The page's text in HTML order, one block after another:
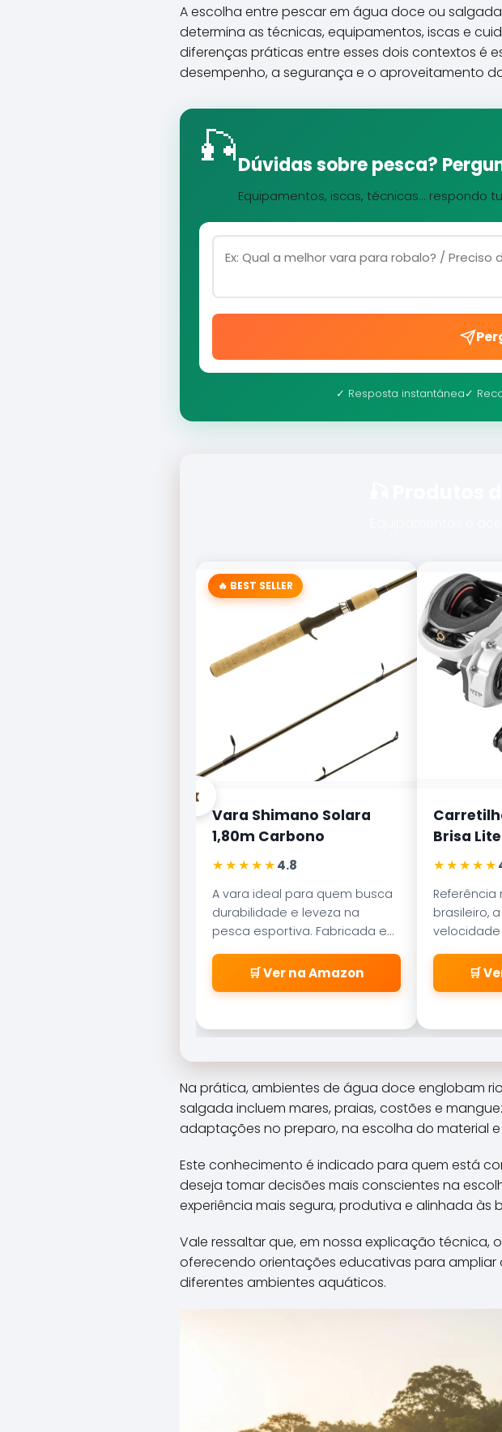
A escolha entre pescar em água doce ou
determina as técnicas, equipamentos, iscas e
diferenças práticas entre esses dois contextos é
desempenho, a segurança e o aproveitamento
🎣Dúvidas sobre pesca?
Equipamentos, iscas, técnicas... respondo
✓ Resposta instantânea✓
‹
🔥 BEST SELLER
Vara Shimano Solara
1,80m Carbono
★★★★★4.8
A vara ideal para quem busca
durabilidade e leveza na
pesca esportiva. Fabricada em
carbono aeroglass, oferece
sensibilidade incrível para
fisgadas precisas.
🛒 Ver na Amazon
Brisa
★★★★★
brasileiro,
com um
famosas
🛒
Na prática, ambientes de água doce englobam
salgada incluem mares, praias, costões e
adaptações no preparo, na escolha do material
Este conhecimento é indicado para quem está
deseja tomar decisões mais conscientes na
experiência mais segura, produtiva e alinhada às
Vale ressaltar que, em nossa explicação
oferecendo orientações educativas para
diferentes ambientes aquáticos.